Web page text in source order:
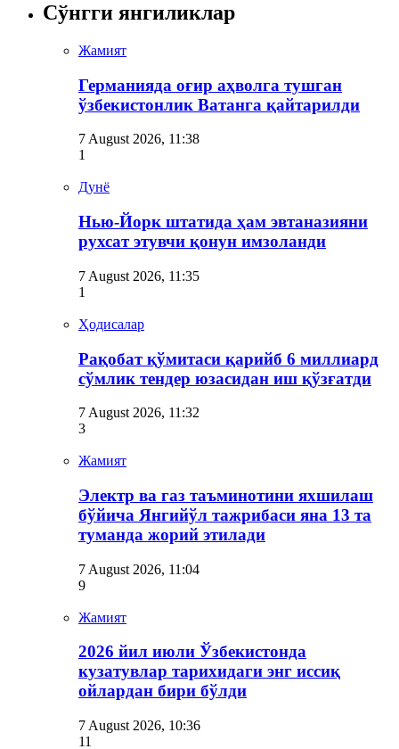
Сўнгги янгиликлар
Жамият
Германияда оғир аҳволга тушган
ўзбекистонлик Ватанга қайтарилди
7 August 2026, 11:38
1
Дунё
Нью-Йорк штатида ҳам эвтаназияни
рухсат этувчи қонун имзоланди
7 August 2026, 11:35
1
Ҳодисалар
Рақобат қўмитаси қарийб 6 миллиард
сўмлик тендер юзасидан иш қўзғатди
7 August 2026, 11:32
3
Жамият
Электр ва газ таъминотини яхшилаш
бўйича Янгийўл тажрибаси яна 13 та
туманда жорий этилади
7 August 2026, 11:04
9
Жамият
2026 йил июли Ўзбекистонда
кузатувлар тарихидаги энг иссиқ
ойлардан бири бўлди
7 August 2026, 10:36
11